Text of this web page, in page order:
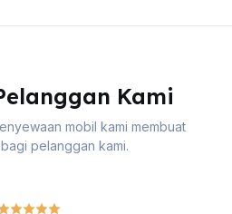
Kami
mobil kami membuat
pelanggan kami.